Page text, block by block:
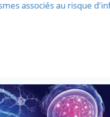
associés au risque